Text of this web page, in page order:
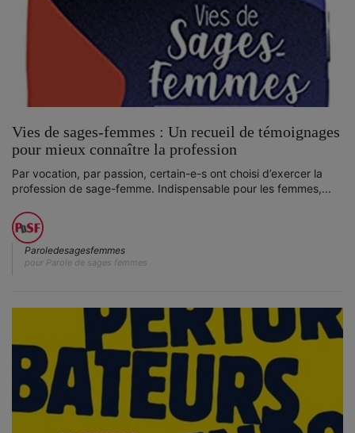
Vies de sages-femmes : Un recueil de témoignages
pour mieux connaître la profession
Par vocation, par passion, certain-e-s ont choisi d’exercer la
profession de sage-femme. Indispensable pour les femmes,...
Paroledesagesfemmes
pour Parole de sages femmes